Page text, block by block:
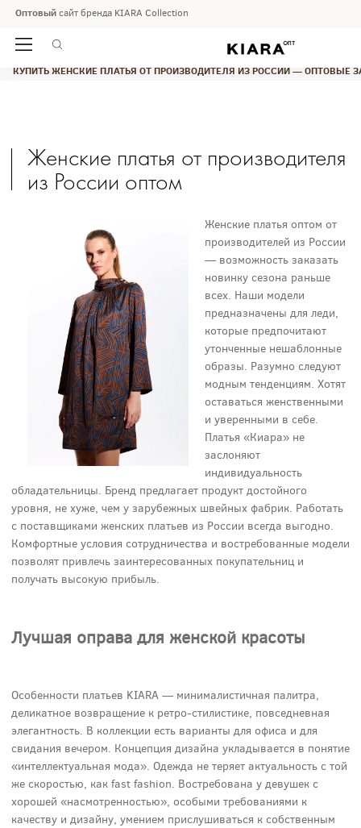
Оптовыйсайт бренда KIARA Collection
КУПИТЬ ЖЕНСКИЕ ПЛАТЬЯ ОТ ПРОИЗВОДИТЕЛЯ ИЗ РОССИИ — ОПТОВЫЕ
Женские платья от производителя
из России оптом
Женские платья оптом от
производителей из России
— возможность заказать
новинку сезона раньше
всех. Наши модели
предназначены для леди,
которые предпочитают
утонченные нешаблонные
образы. Разумно следуют
модным тенденциям. Хотят
оставаться женственными
и уверенными в себе.
Платья «Киара» не
заслоняют
индивидуальность
обладательницы. Бренд предлагает продукт достойного
уровня, не хуже, чем у зарубежных швейных фабрик. Работать
с поставщиками женских платьев из России всегда выгодно.
Комфортные условия сотрудничества и востребованные модели
позволят привлечь заинтересованных покупательниц и
получать высокую прибыль.
Лучшая оправа для женской красоты
Особенности платьев KIARA — минималистичная палитра,
деликатное возвращение к ретро-стилистике, повседневная
элегантность. В коллекции есть варианты для офиса и для
свидания вечером. Концепция дизайна укладывается в понятие
«интеллектуальная мода». Одежда не теряет актуальность с той
же скоростью, как fast fashion. Востребована у девушек с
хорошей «насмотренностью», особыми требованиями к
качеству и дизайну, умением прислушиваться к собственным